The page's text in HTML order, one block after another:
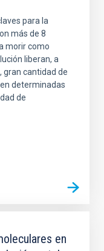
para la
más de 8
morir como
liberan, a
gran cantidad de
determinadas
de
en